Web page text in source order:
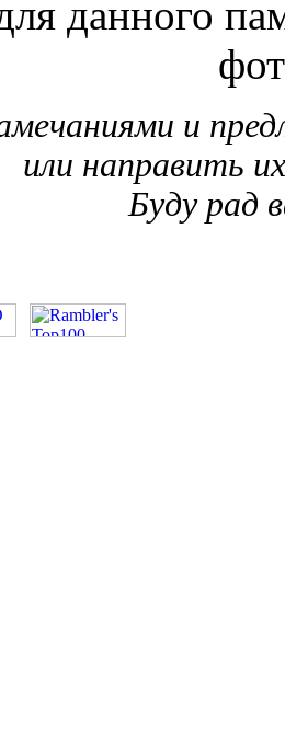
данного
и
или направить
Буду рад